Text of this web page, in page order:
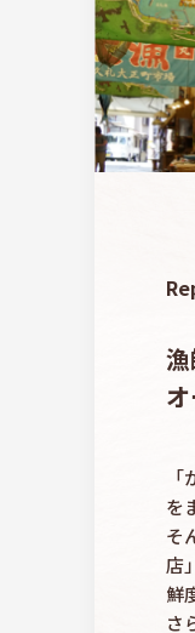
を
そ
店
鮮
さ